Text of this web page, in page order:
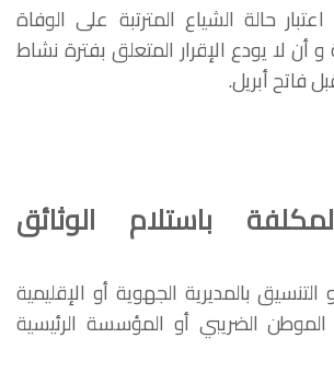
حالة الشياع المترتبة على الوفاة
أن لا يودع الإقرار المتعلق بفترة نشاط
فاتح أبريل.
باستلام الوثائق
بالمديرية الجهوية أو الإقليمية
الموطن الضريبي أو المؤسسة الرئيسية